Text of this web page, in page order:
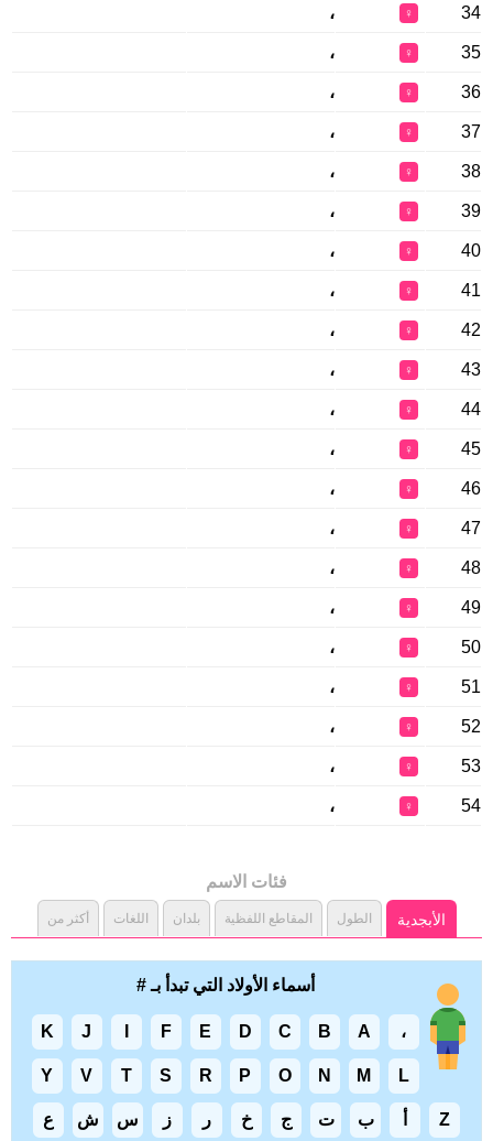
34
♀ ،
35
♀ ،
36
♀ ،
37
♀ ،
38
♀ ،
39
♀ ،
40
♀ ،
41
♀ ،
42
♀ ،
43
♀ ،
44
♀ ،
45
♀ ،
46
♀ ،
47
♀ ،
48
♀ ،
49
♀ ،
50
♀ ،
51
♀ ،
52
♀ ،
53
♀ ،
54
♀ ،
فئات الاسم
الأبجدية الطول المقاطع اللفظية بلدان اللغات أكثر من
أسماء الأولاد التي تبدأ بـ #
، A
B
C
D
E
F
J
K
L
M
N
O
P
R
S
T
V
Y
Z ب ت ج خ ر ز س ش ع